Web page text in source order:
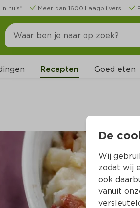
huis* Meer dan 1600 Laagblijvers
Recepten Goed eten
De
Wij
zodat wij
ook
vanuit